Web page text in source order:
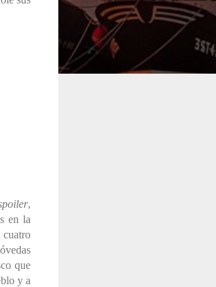
,
en la
cuatro
que
y a